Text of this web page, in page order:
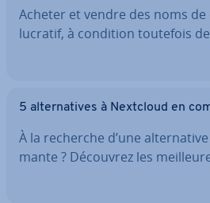
Acheter et vendre des noms
lucratif, à condition toutefois
5 al­ter­na­tives à Nextcloud en
À la recherche d’une
mante ? Découvrez les